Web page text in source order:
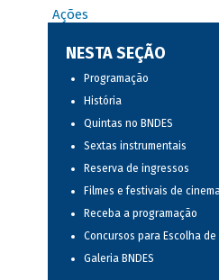
Ações
NESTA SEÇÃO
Programação
História
Quintas no BNDES
Sextas instrumentais
Reserva de ingressos
Filmes e festivais de
Receba a programação
Concursos para Escolha
Galeria BNDES